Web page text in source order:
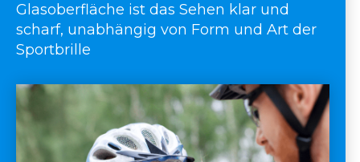
Glasoberfläche ist das Sehen klar und
scharf, unabhängig von Form und Art der
Sportbrille